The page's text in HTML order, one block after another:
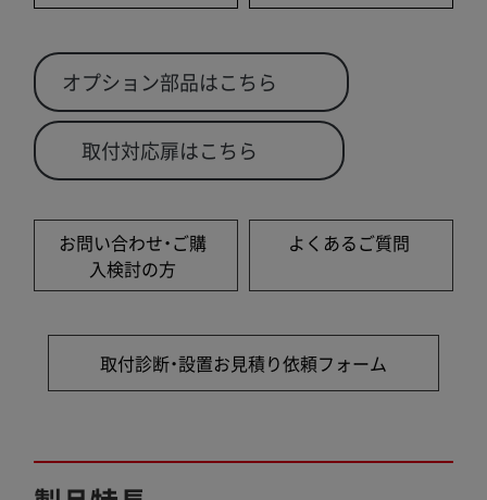
オプション部品はこちら
取付対応扉はこちら
お問い合わせ・ご購
入検討の方
よくあるご質問
取付診断・設置お見積り依頼フォーム